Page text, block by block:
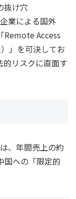
抜け穴
業による国外
Remote Access
」を可決してお
的リスクに直面す
、年間売上の約
国への「限定的